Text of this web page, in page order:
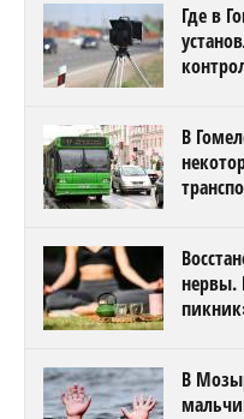
Где в
В
нервы.
В